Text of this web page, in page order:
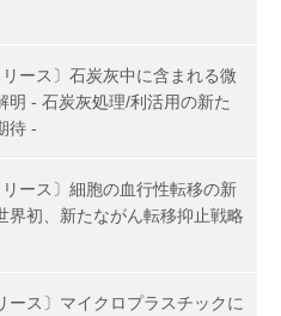
ース〕石炭灰中に含まれる微
明 - 石炭灰処理/利活用の新た
待 -
リース〕細胞の血行性転移の新
初、新たながん転移抑止戦略
ース〕マイクロプラスチックに